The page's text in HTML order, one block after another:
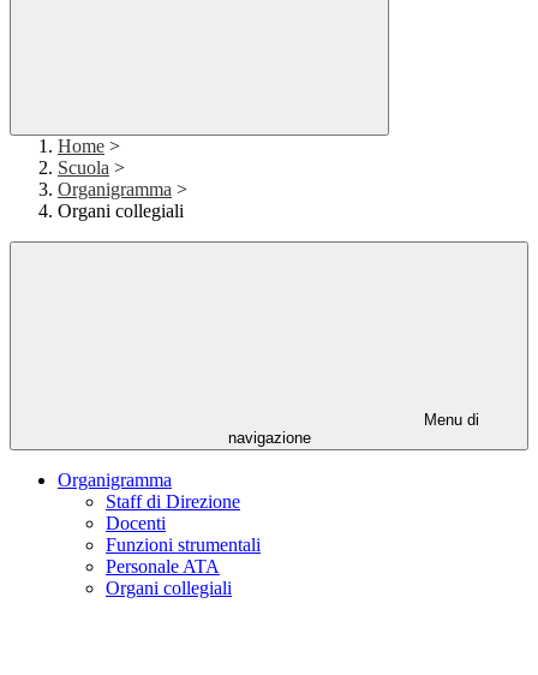
Home >
Scuola >
Organigramma >
Organi collegiali
Menu di
navigazione
Organigramma
Staff di Direzione
Docenti
Funzioni strumentali
Personale ATA
Organi collegiali